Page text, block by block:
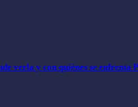
verla y con quiénes se enfrenta